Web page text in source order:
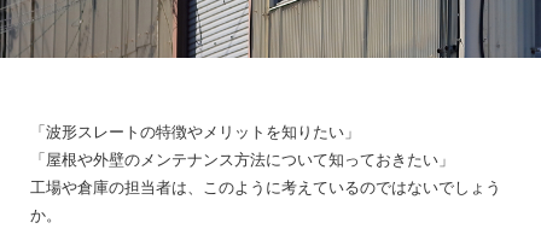
「波形スレートの特徴やメリットを知りたい」
「屋根や外壁のメンテナンス方法について知っておきたい」
工場や倉庫の担当者は、このように考えているのではないでしょう
か。